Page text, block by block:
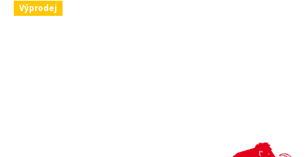
Výprodej